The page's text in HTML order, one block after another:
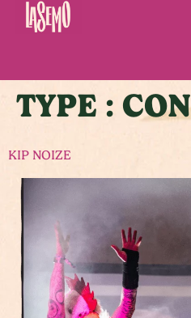
TYPE :
KIP NOIZE